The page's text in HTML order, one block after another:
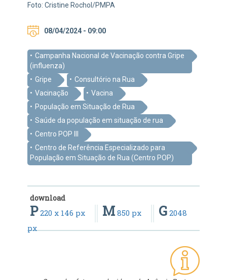
Foto: Cristine Rochol/PMPA
08/04/2024 - 09:00
Campanha Nacional de Vacinação contra Gripe
(influenza)
Gripe
Consultório na Rua
Vacinação
Vacina
População em Situação de Rua
Saúde da população em situação de rua
Centro POP III
Centro de Referência Especializado para
População em Situação de Rua (Centro POP)
download
P220 x 146 px M 850 px G 2048
px